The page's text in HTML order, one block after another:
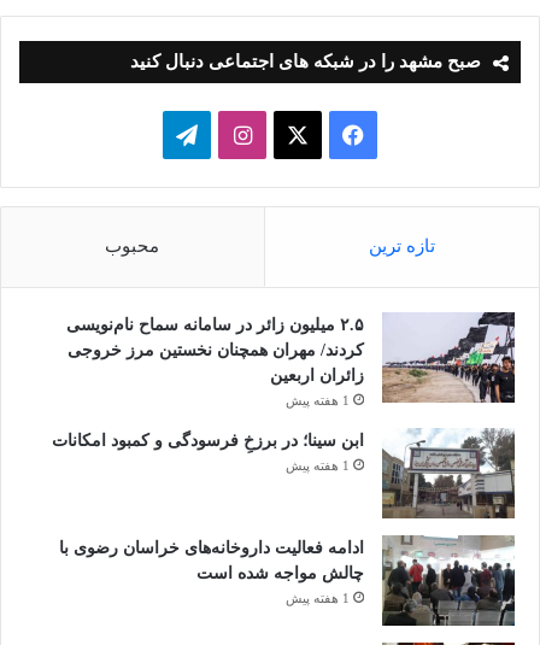
صبح مشهد را در شبکه های اجتماعی دنبال کنید
فیسبوک ایکساینستاگرامتلگرام
تازه ترین محبوب
۲.۵ میلیون زائر در سامانه سماح نام‌نویسی
کردند/ مهران همچنان نخستین مرز خروجی
زائران اربعین
1 هفته پیش
ابن سینا؛ در برزخِ فرسودگی و کمبود امکانات
1 هفته پیش
ادامه فعالیت داروخانه‌های خراسان رضوی با
چالش مواجه شده است
1 هفته پیش